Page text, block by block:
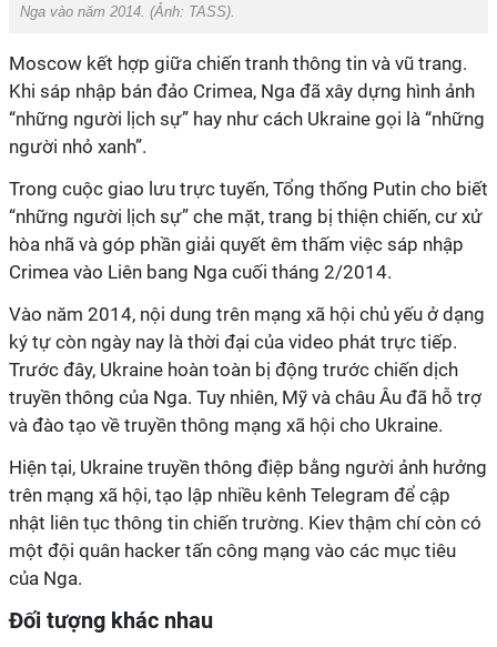
Nga vào năm 2014. (Ảnh: TASS).
Moscow kết hợp giữa chiến tranh thông tin và vũ trang.
Khi sáp nhập bán đảo Crimea, Nga đã xây dựng hình ảnh
“những người lịch sự” hay như cách Ukraine gọi là “những
người nhỏ xanh”.
Trong cuộc giao lưu trực tuyến, Tổng thống Putin cho biết
“những người lịch sự” che mặt, trang bị thiện chiến, cư xử
hòa nhã và góp phần giải quyết êm thấm việc sáp nhập
Crimea vào Liên bang Nga cuối tháng 2/2014.
Vào năm 2014, nội dung trên mạng xã hội chủ yếu ở dạng
ký tự còn ngày nay là thời đại của video phát trực tiếp.
Trước đây, Ukraine hoàn toàn bị động trước chiến dịch
truyền thông của Nga. Tuy nhiên, Mỹ và châu Âu đã hỗ trợ
và đào tạo về truyền thông mạng xã hội cho Ukraine.
Hiện tại, Ukraine truyền thông điệp bằng người ảnh hưởng
trên mạng xã hội, tạo lập nhiều kênh Telegram để cập
nhật liên tục thông tin chiến trường. Kiev thậm chí còn có
một đội quân hacker tấn công mạng vào các mục tiêu
của Nga.
Đối tượng khác nhau